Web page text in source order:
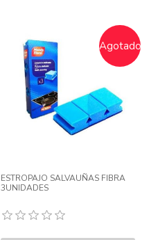
Agotado
ESTROPAJO SALVAUÑAS FIBRA
3UNIDADES